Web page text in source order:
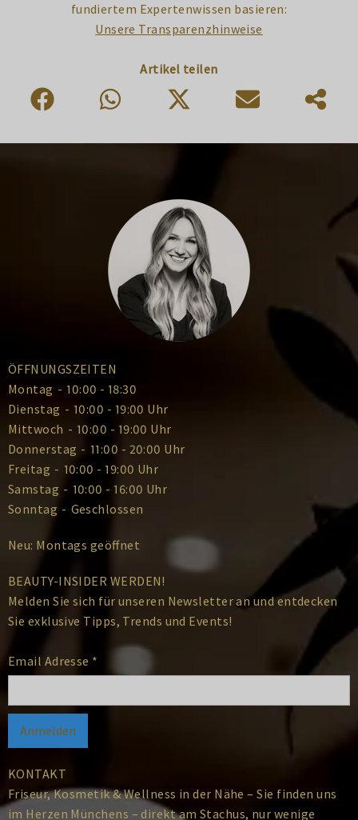
fundiertem Expertenwissen basieren:
Unsere Transparenzhinweise
Artikel teilen
ÖFFNUNGSZEITEN
Montag - 10:00 - 18:30
Dienstag - 10:00 - 19:00 Uhr
Mittwoch - 10:00 - 19:00 Uhr
Donnerstag - 11:00 - 20:00 Uhr
Freitag - 10:00 - 19:00 Uhr
Samstag - 10:00 - 16:00 Uhr
Sonntag - Geschlossen
Neu: Montags geöffnet
KONTAKT
Friseur, Kosmetik & Wellness in der Nähe – Sie finden uns
im Herzen Münchens – direkt am Stachus, nur wenige
BEAUTY-INSIDER WERDEN!
Melden Sie sich für unseren Newsletter an und entdecken
Sie exklusive Tipps, Trends und Events!
Email Adresse *